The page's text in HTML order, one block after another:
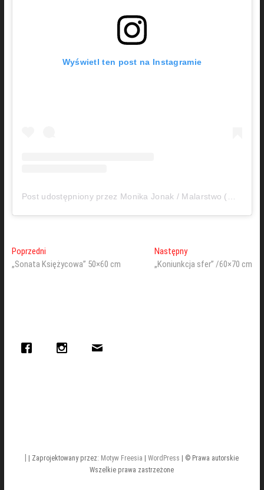
Wyświetl ten post na Instagramie
Poprzedni
„Sonata Księżycowa” 50×60 cm
Następny
„Koniunkcja sfer” /60×70 cm
| Zaprojektowany przez: Motyw Freesia |WordPress
| © Prawa autorskie
Wszelkie prawa zastrzeżone